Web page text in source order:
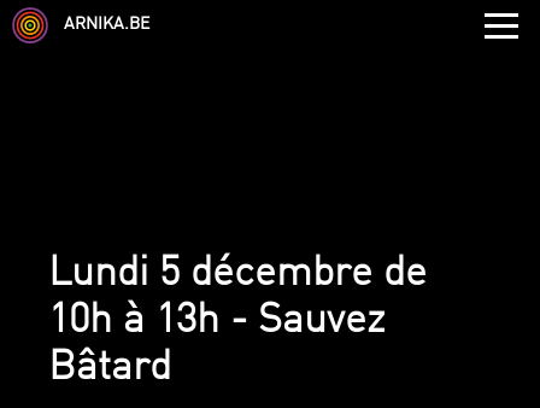
ARNIKA.BE
Lundi 5 décembre de
10h à 13h - Sauvez
Bâtard